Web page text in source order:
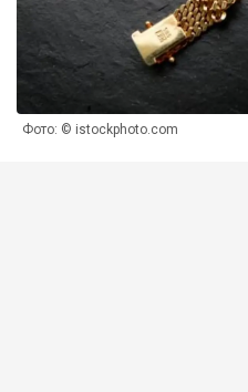
Фото: © istockphoto.com